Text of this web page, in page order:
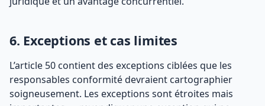
6. Exceptions et cas limites
L’article 50 contient des exceptions ciblées que les
responsables conformité devraient cartographier
soigneusement. Les exceptions sont étroites mais